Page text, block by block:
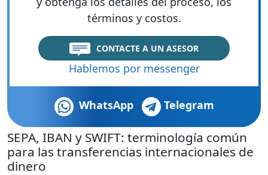
términos y costos.
CONTACTE A UN ASESOR
Hablemos por messenger
WhatsApp Telegram
SEPA, IBAN y SWIFT: terminología común
para las transferencias internacionales de
dinero